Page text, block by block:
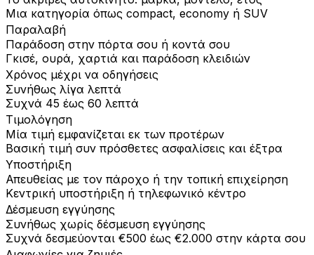
Μια κατηγορία όπως compact, economy ή SUV
Παραλαβή
Παράδοση στην πόρτα σου ή κοντά σου
Γκισέ, ουρά, χαρτιά και παράδοση κλειδιών
Χρόνος μέχρι να οδηγήσεις
Συνήθως λίγα λεπτά
Συχνά 45 έως 60 λεπτά
Τιμολόγηση
Μία τιμή εμφανίζεται εκ των προτέρων
Βασική τιμή συν πρόσθετες ασφαλίσεις και έξτρα
Υποστήριξη
Απευθείας με τον πάροχο ή την τοπική επιχείρηση
Κεντρική υποστήριξη ή τηλεφωνικό κέντρο
Δέσμευση εγγύησης
Συνήθως χωρίς δέσμευση εγγύησης
Συχνά δεσμεύονται €500 έως €2.000 στην κάρτα σου